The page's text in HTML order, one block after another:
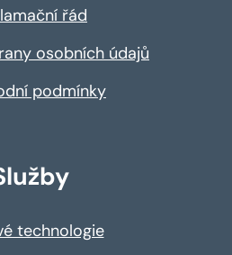
řád
osobních údajů
podmínky
technologie